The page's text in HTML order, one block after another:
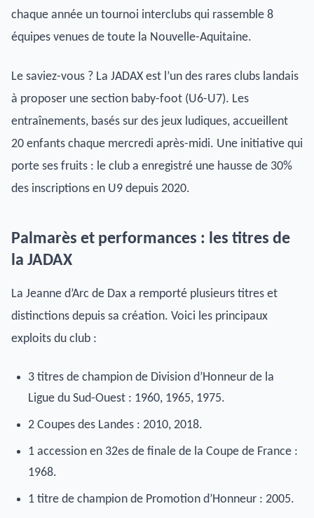
chaque année un tournoi interclubs qui rassemble 8
équipes venues de toute la Nouvelle-Aquitaine.
Le saviez-vous ? La JADAX est l’un des rares clubs landais
à proposer une section baby-foot (U6-U7). Les
entraînements, basés sur des jeux ludiques, accueillent
20 enfants chaque mercredi après-midi. Une initiative qui
porte ses fruits : le club a enregistré une hausse de 30%
des inscriptions en U9 depuis 2020.
Palmarès et performances : les titres de
la JADAX
La Jeanne d’Arc de Dax a remporté plusieurs titres et
distinctions depuis sa création. Voici les principaux
exploits du club :
3 titres de champion de Division d’Honneur de la
Ligue du Sud-Ouest : 1960, 1965, 1975.
2 Coupes des Landes : 2010, 2018.
1 accession en 32es de finale de la Coupe de France :
1968.
1 titre de champion de Promotion d’Honneur : 2005.